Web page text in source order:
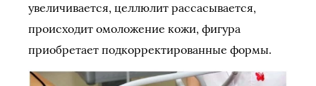
увеличивается, целлюлит рассасывается,
происходит омоложение кожи, фигура
приобретает подкорректированные формы.